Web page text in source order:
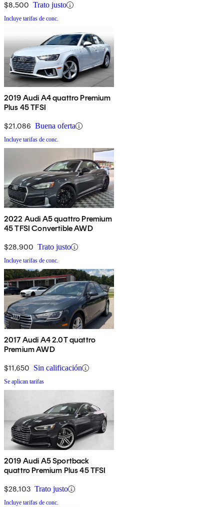
$8,500 Trato justo
Incluye tarifas de conc.
2019 Audi A4 quattro Premium
Plus 45 TFSI
$21,086 Buena oferta
Incluye tarifas de conc.
2022 Audi A5 quattro Premium
45 TFSI Convertible AWD
$28,900 Trato justo
Incluye tarifas de conc.
2017 Audi A4 2.0T quattro
Premium AWD
$11,650 Sin calificación
Se aplican tarifas
2019 Audi A5 Sportback
quattro Premium Plus 45 TFSI
$28,103 Trato justo
Incluye tarifas de conc.